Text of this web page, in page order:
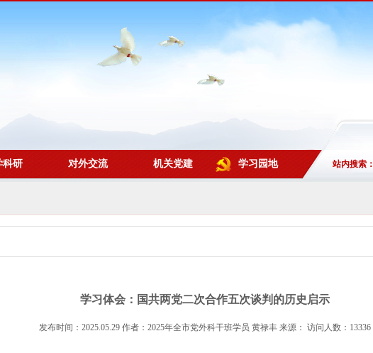
科研 对外交流 机关党建 学习园地 站内搜索：
学习体会：国共两党二次合作五次谈判的历史启示
发布时间：2025.05.29 作者：2025年全市党外科干班学员 黄禄丰 来源： 访问人数：13336